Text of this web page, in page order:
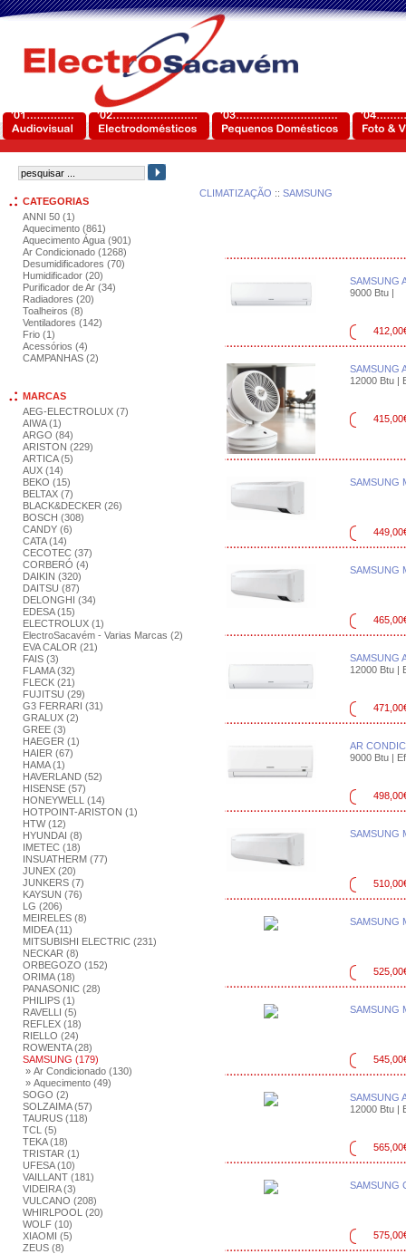
CATEGORIAS
ANNI 50 (1)
Aquecimento (861)
Aquecimento Água (901)
Ar Condicionado (1268)
Desumidificadores (70)
Humidificador (20)
Purificador de Ar (34)
Radiadores (20)
Toalheiros (8)
Ventiladores (142)
Frio (1)
Acessórios (4)
CAMPANHAS (2)
MARCAS
AEG-ELECTROLUX (7)
AIWA (1)
ARGO (84)
ARISTON (229)
ARTICA (5)
AUX (14)
BEKO (15)
BELTAX (7)
BLACK&DECKER (26)
BOSCH (308)
CANDY (6)
CATA (14)
CECOTEC (37)
CORBERÓ (4)
DAIKIN (320)
DAITSU (87)
DELONGHI (34)
EDESA (15)
ELECTROLUX (1)
ElectroSacavém - Varias Marcas (2)
EVA CALOR (21)
FAIS (3)
FLAMA (32)
FLECK (21)
FUJITSU (29)
G3 FERRARI (31)
GRALUX (2)
GREE (3)
HAEGER (1)
HAIER (67)
HAMA (1)
HAVERLAND (52)
HISENSE (57)
HONEYWELL (14)
HOTPOINT-ARISTON (1)
HTW (12)
HYUNDAI (8)
IMETEC (18)
INSUATHERM (77)
JUNEX (20)
JUNKERS (7)
KAYSUN (76)
LG (206)
MEIRELES (8)
MIDEA (11)
MITSUBISHI ELECTRIC (231)
NECKAR (8)
ORBEGOZO (152)
ORIMA (18)
PANASONIC (28)
PHILIPS (1)
RAVELLI (5)
REFLEX (18)
RIELLO (24)
ROWENTA (28)
SAMSUNG (179)
» Ar Condicionado (130)
» Aquecimento (49)
SOGO (2)
SOLZAIMA (57)
TAURUS (118)
TCL (5)
TEKA (18)
TRISTAR (1)
UFESA (10)
VAILLANT (181)
VIDEIRA (3)
VULCANO (208)
WHIRLPOOL (20)
WOLF (10)
XIAOMI (5)
ZEUS (8)
CLIMATIZAÇÃO :: SAMSUNG
SAMSUNG
9000 Btu |
SAMSUNG
12000 Btu |
SAMSUNG
SAMSUNG
SAMSUNG
12000 Btu |
AR
9000 Btu |
SAMSUNG
SAMSUNG
SAMSUNG
SAMSUNG
12000 Btu |
SAMSUNG